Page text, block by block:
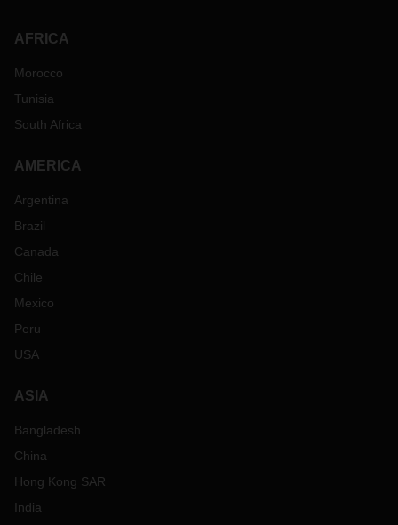
AFRICA
Morocco
Tunisia
South Africa
AMERICA
Argentina
Brazil
Canada
Chile
Mexico
Peru
USA
ASIA
Bangladesh
China
Hong Kong SAR
India